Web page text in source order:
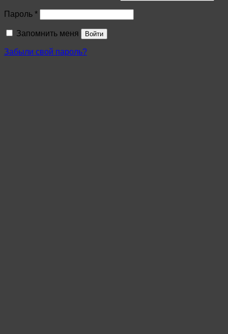
Пароль *
Запомнить меня Войти
Забыли свой пароль?